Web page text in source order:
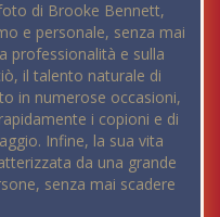
di Brooke Bennett,
e personale, senza mai
professionalità e sulla
il talento naturale di
in numerose occasioni,
i copioni e di
Infine, la sua vita
da una grande
senza mai scadere